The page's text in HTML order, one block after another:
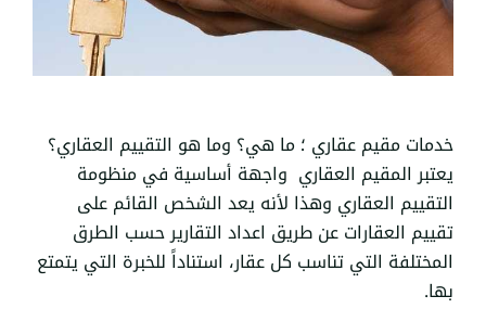
خدمات مقيم عقاري ؛ ما هي؟ وما هو التقييم العقاري؟
يعتبر المقيم العقاري واجهة أساسية في منظومة
التقييم العقاري وهذا لأنه يعد الشخص القائم على
تقييم العقارات عن طريق اعداد التقارير حسب الطرق
المختلفة التي تناسب كل عقار، استناداً للخبرة التي يتمتع
بها.